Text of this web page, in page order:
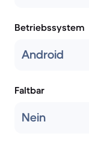
Betriebssystem
Android
Faltbar
Nein